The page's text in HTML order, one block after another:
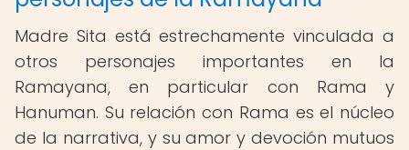
Madre Sita está estrechamente vinculada a
otros personajes importantes en la
Ramayana, en particular con Rama y
Hanuman. Su relación con Rama es el núcleo
de la narrativa, y su amor y devoción mutuos